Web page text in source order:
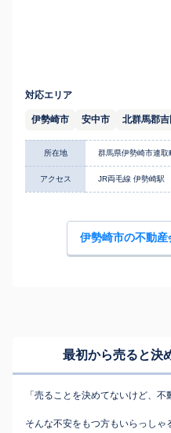
対応エリア
伊勢崎市 安中市 北群馬郡
所在地 群馬県伊勢崎市連取
アクセス JR両毛線 伊勢崎駅
伊勢崎市の不動
最初から売ると決
「売ることを決めてないけど、
そんな不安をもつ方もいらっしゃ